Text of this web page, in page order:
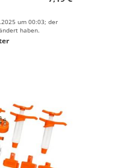
um 00:03; der
haben.